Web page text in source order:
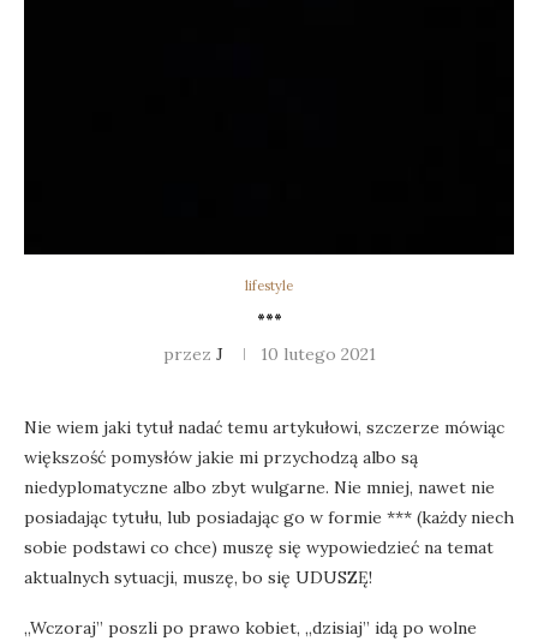
lifestyle
***
przez J 10 lutego 2021
Nie wiem jaki tytuł nadać temu artykułowi, szczerze mówiąc
większość pomysłów jakie mi przychodzą albo są
niedyplomatyczne albo zbyt wulgarne. Nie mniej, nawet nie
posiadając tytułu, lub posiadając go w formie *** (każdy niech
sobie podstawi co chce) muszę się wypowiedzieć na temat
aktualnych sytuacji, muszę, bo się UDUSZĘ!
„Wczoraj” poszli po prawo kobiet, „dzisiaj” idą po wolne